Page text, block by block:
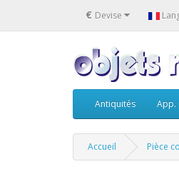
€ Devise
Antiquités App.
Accueil Pièce